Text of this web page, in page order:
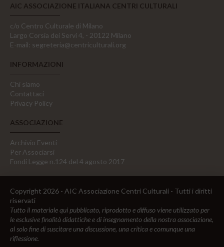
AIC ASSOCIAZIONE ITALIANA CENTRI CULTURALI
c/o Centro Culturale di Milano
Largo Corsia dei Servi 4, - 20122 Milano
E-mail: segreteria@centriculturali.org
INFORMAZIONI
Chi siamo
Contattaci
Privacy Policy
ASSOCIAZIONE
Archivio Eventi
Per Associarsi
Fondi Legge n.124 del 4 agosto 2017
Copyright 2026 - AIC Associazione Centri Culturali - Tutti i diritti
riservati
Tutto il materiale qui pubblicato, riprodotto e diffuso viene utilizzato per
le esclusive finalità didattiche e di insegnamento della nostra associazione,
al solo fine di suscitare una discussione, una critica e comunque una
riflessione.